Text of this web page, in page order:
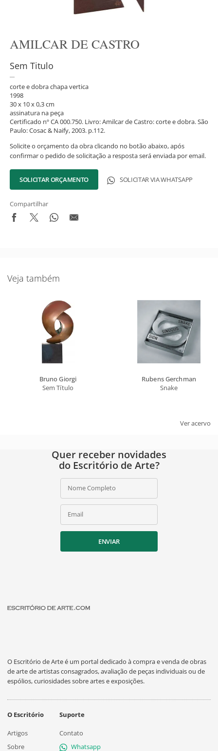
AMILCAR DE CASTRO
Sem Titulo
corte e dobra chapa vertica
1998
30 x 10 x 0,3 cm
assinatura na peça
Certificado nº CA 000.750. Livro: Amilcar de Castro: corte e dobra. São
Paulo: Cosac & Naify, 2003. p.112.
Solicite o orçamento da obra clicando no botão abaixo, após
confirmar o pedido de solicitação a resposta será enviada por email.
SOLICITAR ORÇAMENTO SOLICITAR VIA WHATSAPP
Compartilhar
Veja também
Bruno Giorgi
Sem Título
Rubens Gerchman
Snake
Ver acervo
Quer receber novidades
do Escritório de Arte?
Nome Completo
Email
ENVIAR
O Escritório de Arte é um portal dedicado à compra e venda de obras
de arte de artistas consagrados, avaliação de peças individuais ou de
espólios, curiosidades sobre artes e exposições.
O Escritório
Artigos
Sobre
Suporte
Contato
Whatsapp